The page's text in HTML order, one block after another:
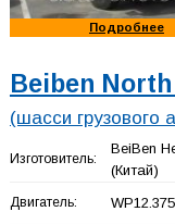
Подробнее
Beiben North
(шасси грузового
Изготовитель:
BeiBen
(Китай)
Двигатель: